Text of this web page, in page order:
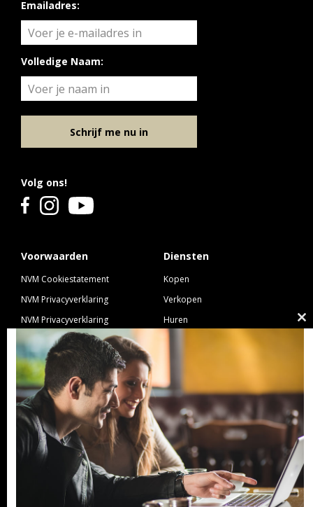
Voorwaarden
NVM Cookiestatement
NVM Privacyverklaring
NVM Privacyverklaring
Nieuwbouw
NVM Voorwaarden Consument
NVM Voorwaarden
Professionele Opdrachtgevers
Diensten
Kopen
Verkopen
Huren
Hypotheek
Verzekeren
Links
Ibiza Real Estate BDK
NieuwWonenUtrecht
Volg ons!
Emailadres:
Volledige Naam:
Schrijf me nu in